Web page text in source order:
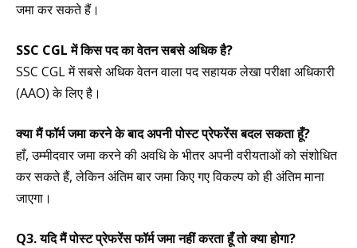
जमा कर सकते हैं।
SSC CGL में किस पद का वेतन सबसे अधिक है?
SSC CGL में सबसे अधिक वेतन वाला पद सहायक लेखा परीक्षा अधिकारी
(AAO) के लिए है।
क्या मैं फॉर्म जमा करने के बाद अपनी पोस्ट प्रेफरेंस बदल सकता हूँ?
हाँ, उम्मीदवार जमा करने की अवधि के भीतर अपनी वरीयताओं को संशोधित
कर सकते हैं, लेकिन अंतिम बार जमा किए गए विकल्प को ही अंतिम माना
जाएगा।
Q3. यदि मैं पोस्ट प्रेफरेंस फॉर्म जमा नहीं करता हूँ तो क्या होगा?